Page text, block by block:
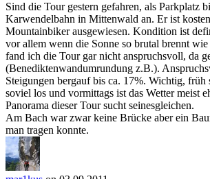
Sind die Tour gestern gefahren, als Parkplatz
Karwendelbahn in Mittenwald an. Er ist
Mountainbiker ausgewiesen. Kondition ist
vor allem wenn die Sonne so brutal brennt wie
fand ich die Tour gar nicht anspruchsvoll, da
(Benediktenwandumrundung z.B.).
Steigungen bergauf bis ca. 17%. Wichtig, früh
soviel los und vormittags ist das Wetter meist
Panorama dieser Tour sucht seinesgleichen.
Am Bach war zwar keine Brücke aber ein
man tragen konnte.